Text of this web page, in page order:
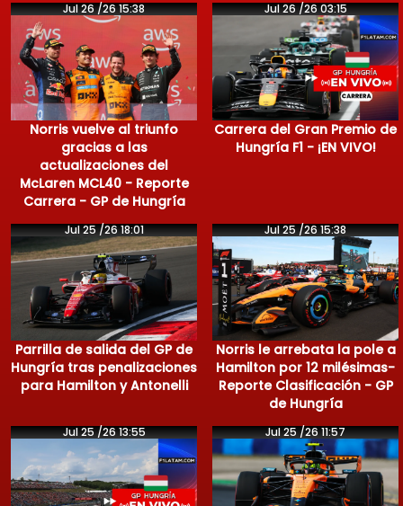
Jul 26 /26 15:38
Norris vuelve al triunfo
gracias a las
actualizaciones del
McLaren MCL40 - Reporte
Carrera - GP de Hungría
Jul 26 /26 03:15
Carrera del Gran Premio de
Hungría F1 - ¡EN VIVO!
Jul 25 /26 18:01
Parrilla de salida del GP de
Hungría tras penalizaciones
para Hamilton y Antonelli
Jul 25 /26 15:38
Norris le arrebata la pole a
Hamilton por 12 milésimas-
Reporte Clasificación - GP
de Hungría
Jul 25 /26 13:55 Jul 25 /26 11:57